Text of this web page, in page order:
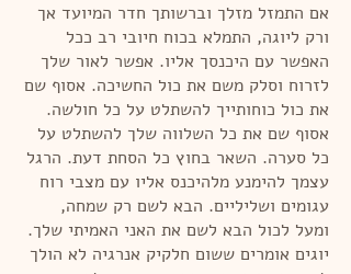
אם התמזל מזלך וברשותך חדר המיועד אך
ורק ליוגה, התמלא בכוח חיובי רב ככל
האפשר עם היכנסך אליו. אפשר לאור שלך
לזרוח וסלק משם את כול החשיכה. אסוף שם
את כול כוחותייך להשתלט על כל חולשה.
אסוף שם את כל השלווה שלך להשתלט על
כל סערה. השאר בחוץ כל הסחת דעת. הרגל
עצמך להימנע מלהיכנס אליו עם מצבי רוח
עגומים ושליליים. הבא לשם רק שמחה,
ומעל לכול הבא לשם את האני האמיתי שלך.
יוגים אומרים ששום חלקיק אנרגיה לא הולך